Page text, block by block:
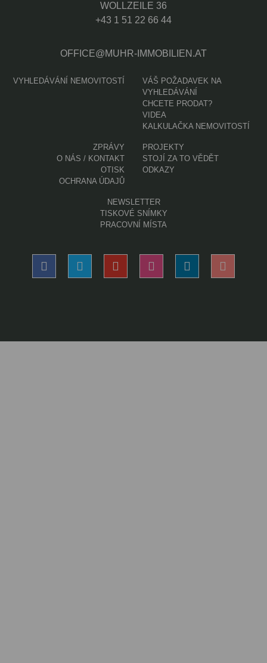
WOLLZEILE 36
+43 1 51 22 66 44
OFFICE@MUHR-IMMOBILIEN.AT
VYHLEDÁVÁNÍ NEMOVITOSTÍ
VÁŠ POŽADAVEK NA
VYHLEDÁVÁNÍ
CHCETE PRODAT?
VIDEA
KALKULAČKA NEMOVITOSTÍ
ZPRÁVY
O NÁS / KONTAKT
OTISK
OCHRANA ÚDAJŮ
PROJEKTY
STOJÍ ZA TO VĚDĚT
ODKAZY
NEWSLETTER
TISKOVÉ SNÍMKY
PRACOVNÍ MÍSTA